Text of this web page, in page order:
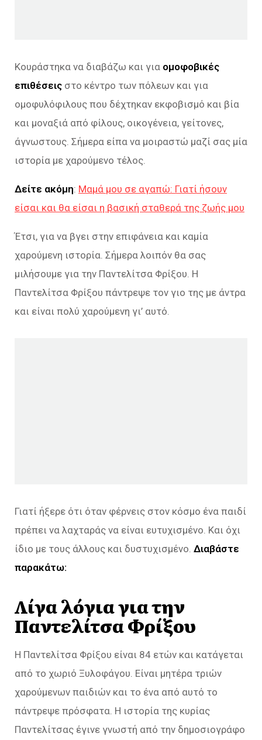
Κουράστηκα να διαβάζω και για ομοφοβικές
επιθέσεις στο κέντρο των πόλεων και για
ομοφυλόφιλους που δέχτηκαν εκφοβισμό και βία
και μοναξιά από φίλους, οικογένεια, γείτονες,
άγνωστους. Σήμερα είπα να μοιραστώ μαζί σας μία
ιστορία με χαρούμενο τέλος.
Δείτε ακόμη: Μαμά μου σε αγαπώ: Γιατί ήσουν
είσαι και θα είσαι η βασική σταθερά της ζωής μου
Έτσι, για να βγει στην επιφάνεια και καμία
χαρούμενη ιστορία. Σήμερα λοιπόν θα σας
μιλήσουμε για την Παντελίτσα Φρίξου. Η
Παντελίτσα Φρίξου πάντρεψε τον γιο της με άντρα
και είναι πολύ χαρούμενη γι’ αυτό.
Γιατί ήξερε ότι όταν φέρνεις στον κόσμο ένα παιδί
πρέπει να λαχταράς να είναι ευτυχισμένο. Και όχι
ίδιο με τους άλλους και δυστυχισμένο. Διαβάστε
παρακάτω:
Λίγα λόγια για την
Παντελίτσα Φρίξου
Η Παντελίτσα Φρίξου είναι 84 ετών και κατάγεται
από το χωριό Ξυλοφάγου. Είναι μητέρα τριών
χαρούμενων παιδιών και το ένα από αυτό το
πάντρεψε πρόσφατα. Η ιστορία της κυρίας
Παντελίτσας έγινε γνωστή από την δημοσιογράφο